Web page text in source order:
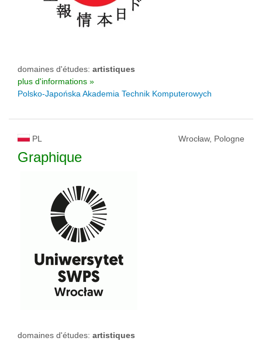
domaines d'études: artistiques
plus d'informations »
Polsko-Japońska Akademia Technik Komputerowych
PL Wrocław, Pologne
Graphique
domaines d'études: artistiques